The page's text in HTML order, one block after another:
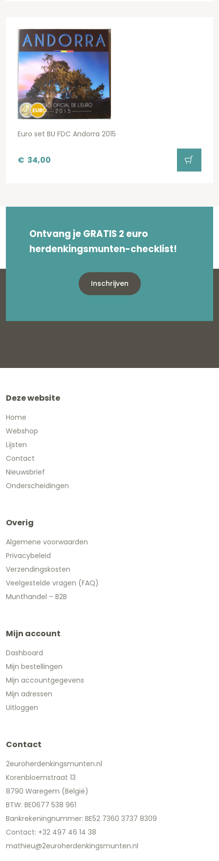
Euro set BU FDC Andorra 2015
€ 34,00
Ontvang je GRATIS 2 euro
herdenkingsmunten-checklist!
Inschrijven
Deze website
Home
Webshop
Lijsten
Contact
Nieuwsbrief
Onderscheidingen
Overig
Algemene voorwaarden
Privacybeleid
Verzendingskosten
Veelgestelde vragen (FAQ)
Munthandel – B2B
Mijn account
Dashboard
Mijn bestellingen
Mijn accountgegevens
Mijn adressen
Uitloggen
Contact
2euroherdenkingsmunten.nl
Korenbloemstraat 13
8790 Waregem (België)
BTW: BE0677 538 961
Bankrekeningnummer: BE52 7360 3737 8309
Contact: +32 497 46 14 38
mathieu@2euroherdenkingsmunten.nl